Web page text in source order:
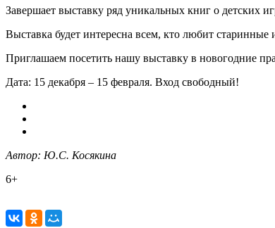
Завершает выставку ряд уникальных книг о детских
Выставка будет интересна всем, кто любит
Приглашаем посетить нашу выставку в новогодние
Дата: 15 декабря – 15 февраля. Вход свободный!
Автор: Ю.С. Косякина
6+